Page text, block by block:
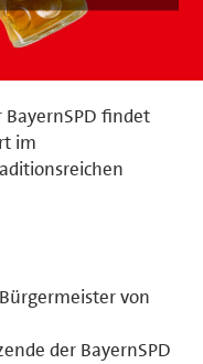
findet
im
von
der BayernSPD